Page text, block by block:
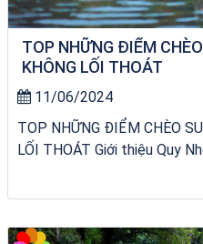
TOP NHỮNG ĐIỂM
KHÔNG LỐI THOÁT
11/06/2024
TOP NHỮNG ĐIỂM CHÈO
LỐI THOÁT Giới thiệu Quy
Tour Lào Cai Quy